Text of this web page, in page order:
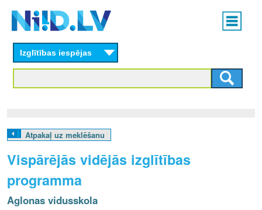
content
Main
menu
L
V
Izglītības iespējas
Atpakaļ uz meklēšanu
Vispārējās vidējās izglītības
programma
Aglonas vidusskola